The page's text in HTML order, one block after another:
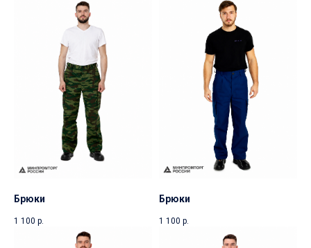
Брюки
1 100 р.
Брюки
1 100 р.